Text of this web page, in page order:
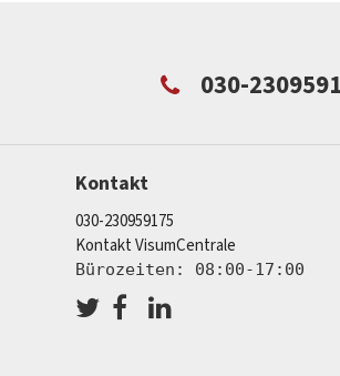
030-
Kontakt
030-230959175
Kontakt VisumCentrale
Bürozeiten: 08:00-17:00